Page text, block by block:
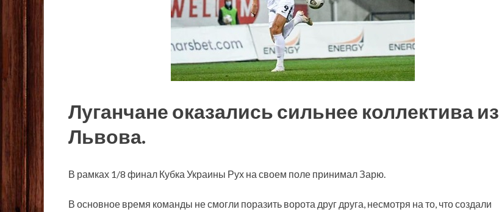
Луганчане оказались сильнее коллектива из
Львова.
В рамках 1/8 финал Кубка Украины Рух на своем поле принимал Зарю.
В основное время команды не смогли поразить ворота друг друга, несмотря на то, что создали